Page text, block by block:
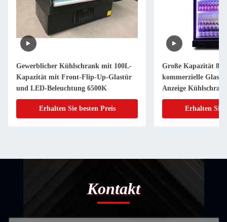
Gewerblicher Kühlschrank mit 100L-
Kapazität mit Front-Flip-Up-Glastür
und LED-Beleuchtung 6500K
Erhalten Sie besten Preis
Große Kapazität
kommerzielle
Anzeige
dreischichtigen anti-
Glastüren und
Erhalten Sie
Kontakt